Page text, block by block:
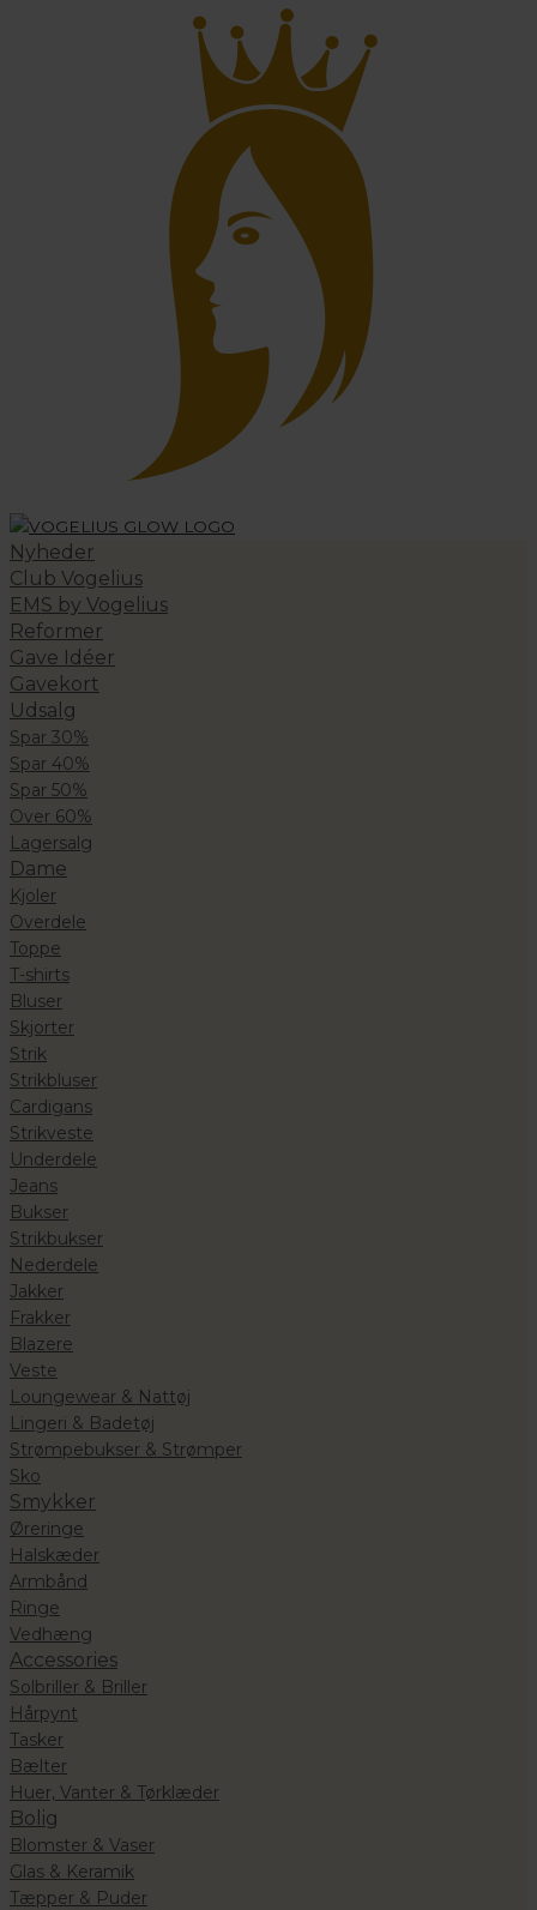
Nyheder
Club Vogelius
EMS by Vogelius
Reformer
Gave Idéer
Gavekort
Udsalg
Spar 30%
Spar 40%
Spar 50%
Over 60%
Lagersalg
Dame
Kjoler
Overdele
Toppe
T-shirts
Bluser
Skjorter
Strik
Strikbluser
Cardigans
Strikveste
Underdele
Jeans
Bukser
Strikbukser
Nederdele
Jakker
Frakker
Blazere
Veste
Loungewear & Nattøj
Lingeri & Badetøj
Strømpebukser & Strømper
Sko
Smykker
Øreringe
Halskæder
Armbånd
Ringe
Vedhæng
Accessories
Solbriller & Briller
Hårpynt
Tasker
Bælter
Huer, Vanter & Tørklæder
Bolig
Blomster & Vaser
Glas & Keramik
Tæpper & Puder